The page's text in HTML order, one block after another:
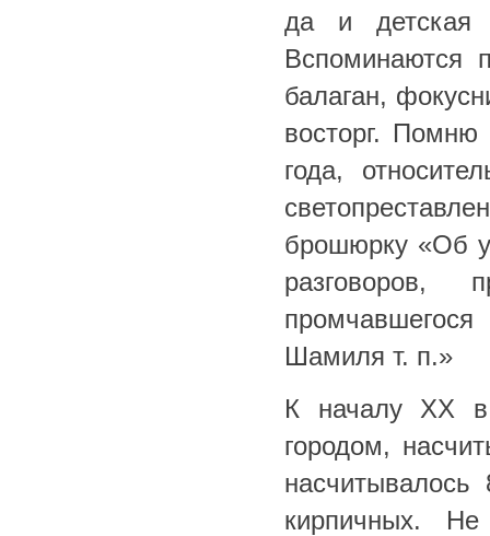
да и детская
Вспоминаются
балаган,
восторг. Помню
года,
брошюрку «Об
разговоров,
Шамиля т. п.»
К началу ХХ
городом,
кирпичных.